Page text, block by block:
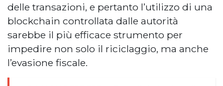
delle transazioni, e pertanto l’utilizzo di una
blockchain controllata dalle autorità
sarebbe il più efficace strumento per
impedire non solo il riciclaggio, ma anche
l’evasione fiscale.